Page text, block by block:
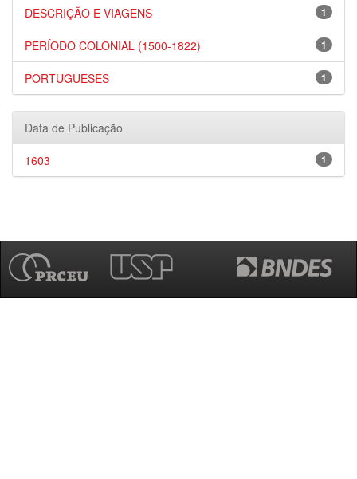
1
DESCRIÇÃO E VIAGENS
1
PERÍODO COLONIAL (1500-1822)
1
PORTUGUESES
Data de Publicação
1
1603